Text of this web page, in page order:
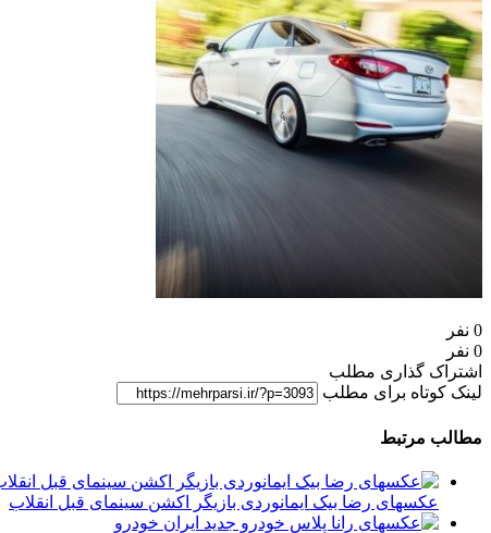
0 نفر
0 نفر
اشتراک گذاری مطلب
لینک کوتاه برای مطلب
مطالب مرتبط
عکسهای رضا بیک ایمانوردی بازیگر اکشن سینمای قبل انقلاب